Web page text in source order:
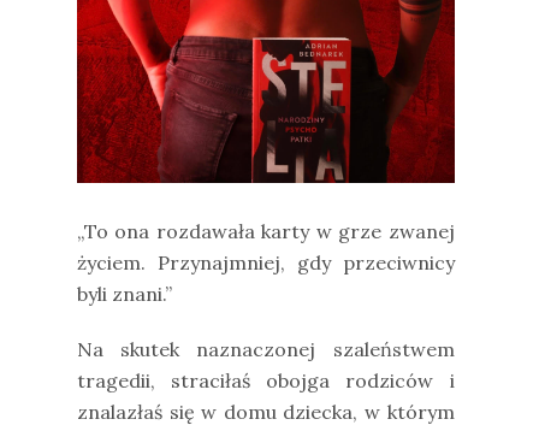
„To ona rozdawała karty w grze zwanej
życiem. Przynajmniej, gdy przeciwnicy
byli znani.”
Na skutek naznaczonej szaleństwem
tragedii, straciłaś obojga rodziców i
znalazłaś się w domu dziecka, w którym